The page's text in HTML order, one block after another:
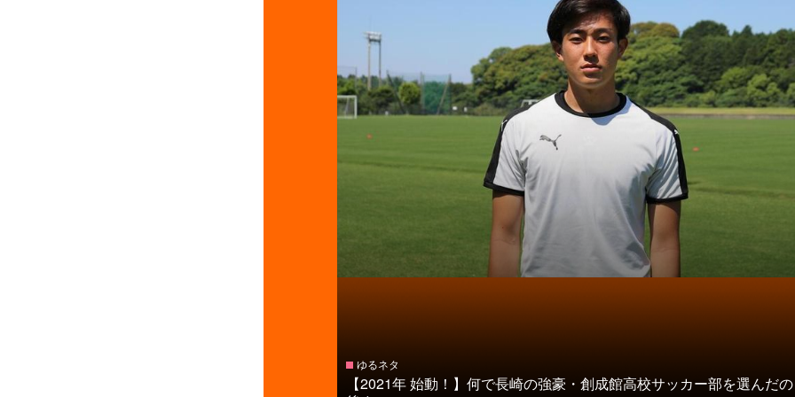
ゆるネタ
【2021年 始動！】何で長崎の強豪・創成館高校サッカー部を選んだ